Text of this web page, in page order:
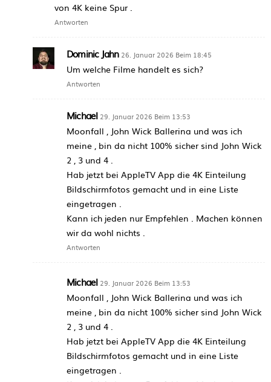
von 4K keine Spur .
Antworten
Dominic Jahn 26. Januar 2026 Beim 18:45
Um welche Filme handelt es sich?
Antworten
Michael 29. Januar 2026 Beim 13:53
Moonfall , John Wick Ballerina und was ich
meine , bin da nicht 100% sicher sind John Wick
2 , 3 und 4 .
Hab jetzt bei AppleTV App die 4K Einteilung
Bildschirmfotos gemacht und in eine Liste
eingetragen .
Kann ich jeden nur Empfehlen . Machen können
wir da wohl nichts .
Antworten
Michael 29. Januar 2026 Beim 13:53
Moonfall , John Wick Ballerina und was ich
meine , bin da nicht 100% sicher sind John Wick
2 , 3 und 4 .
Hab jetzt bei AppleTV App die 4K Einteilung
Bildschirmfotos gemacht und in eine Liste
eingetragen .